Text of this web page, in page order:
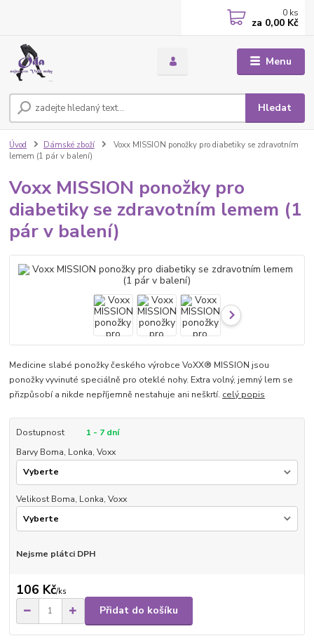
Menu
Hledat
0 ks
za 0,00 Kč
Úvod Dámské zboží
Voxx MISSION ponožky pro diabetiky se zdravotním
lemem (1 pár v balení)
Voxx MISSION ponožky pro
diabetiky se zdravotním lemem (1
pár v balení)
Medicine slabé ponožky českého výrobce VoXX® MISSION jsou
ponožky vyvinuté speciálně pro oteklé nohy. Extra volný, jemný lem se
přizpůsobí a nikde nepříjemně nestahuje ani neškrtí. celý popis
Dostupnost
1 - 7 dní
Barvy Boma, Lonka, Voxx
Velikost Boma, Lonka, Voxx
Nejsme plátci DPH
106 Kč/ks
Přidat do košíku